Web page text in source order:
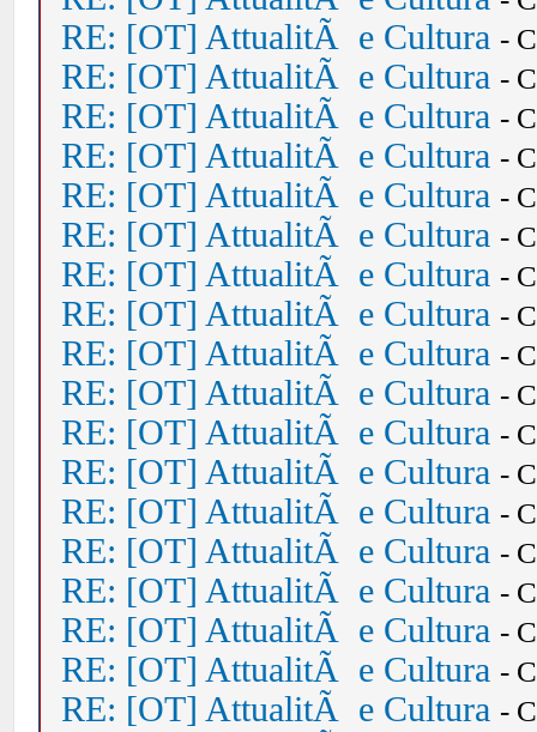
RE: [OT] AttualitÃ e Cultura -
RE: [OT] AttualitÃ e Cultura -
RE: [OT] AttualitÃ e Cultura -
RE: [OT] AttualitÃ e Cultura -
RE: [OT] AttualitÃ e Cultura -
RE: [OT] AttualitÃ e Cultura -
RE: [OT] AttualitÃ e Cultura -
RE: [OT] AttualitÃ e Cultura -
RE: [OT] AttualitÃ e Cultura -
RE: [OT] AttualitÃ e Cultura -
RE: [OT] AttualitÃ e Cultura -
RE: [OT] AttualitÃ e Cultura -
RE: [OT] AttualitÃ e Cultura -
RE: [OT] AttualitÃ e Cultura -
RE: [OT] AttualitÃ e Cultura -
RE: [OT] AttualitÃ e Cultura -
RE: [OT] AttualitÃ e Cultura -
RE: [OT] AttualitÃ e Cultura -